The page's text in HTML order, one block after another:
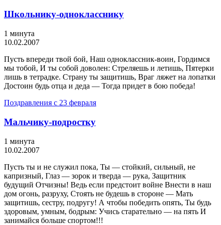
Школьнику-однокласснику
1 минута
10.02.2007
Пусть впереди твой бой, Наш одноклассник-воин, Гордимся
мы тобой, И ты собой доволен: Стреляешь и летишь, Пятерки
лишь в тетрадке. Страну ты защитишь, Враг ляжет на лопатки
Достоин будь отца и деда — Тогда придет в бою победа!
Поздравления с 23 февраля
Мальчику-подростку
1 минута
10.02.2007
Пусть ты и не служил пока, Ты — стойкий, сильный, не
капризный, Глаз — зорок и тверда — рука, Защитник
будущий Отчизны! Ведь если предстоит войне Внести в наш
дом огонь, разруху, Стоять не будешь в стороне — Мать
защитишь, сестру, подругу! А чтобы победить опять, Ты будь
здоровым, умным, бодрым: Учись старательно — на пять И
занимайся больше спортом!!!